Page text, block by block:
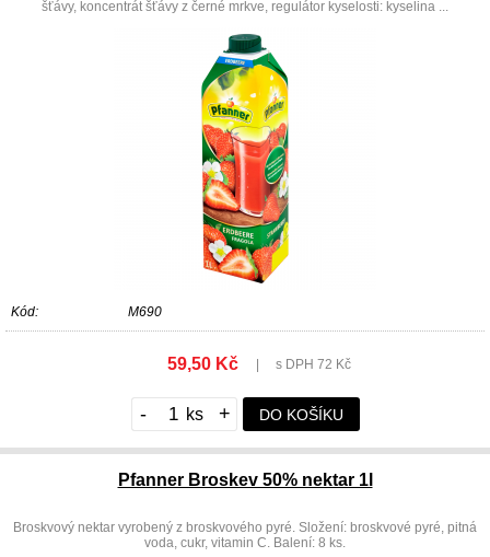
šťávy, koncentrát šťávy z černé mrkve, regulátor kyselosti: kyselina ...
Kód: M690
59,50 Kč s DPH 72 Kč
- + DO KOŠÍKU
Pfanner Broskev 50% nektar 1l
Broskvový nektar vyrobený z broskvového pyré. Složení: broskvové pyré, pitná
voda, cukr, vitamin C. Balení: 8 ks.